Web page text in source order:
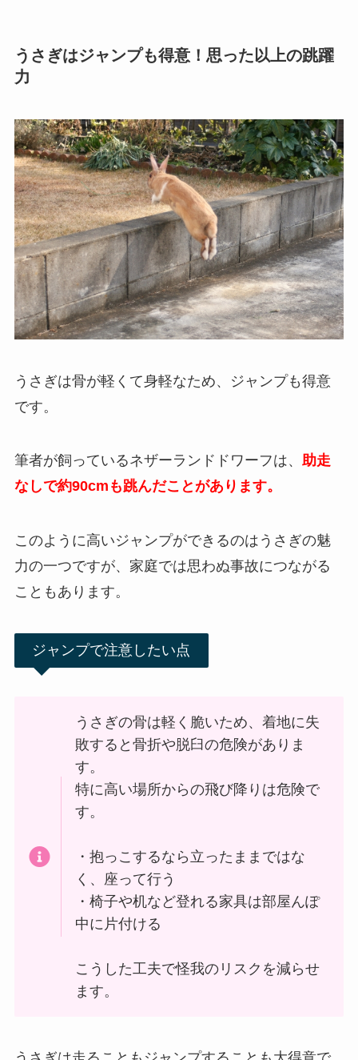
うさぎはジャンプも得意！思った以上の跳躍
力
うさぎは骨が軽くて身軽なため、ジャンプも得意
です。
筆者が飼っているネザーランドドワーフは、 助走
なしで約90cmも跳んだことがあります。
このように高いジャンプができるのはうさぎの魅
力の一つですが、家庭では思わぬ事故につながる
こともあります。
ジャンプで注意したい点
うさぎの骨は軽く脆いため、着地に失
敗すると骨折や脱臼の危険がありま
す。
特に高い場所からの飛び降りは危険で
す。
・抱っこするなら立ったままではな
く、座って行う
・椅子や机など登れる家具は部屋んぽ
中に片付ける
こうした工夫で怪我のリスクを減らせ
ます。